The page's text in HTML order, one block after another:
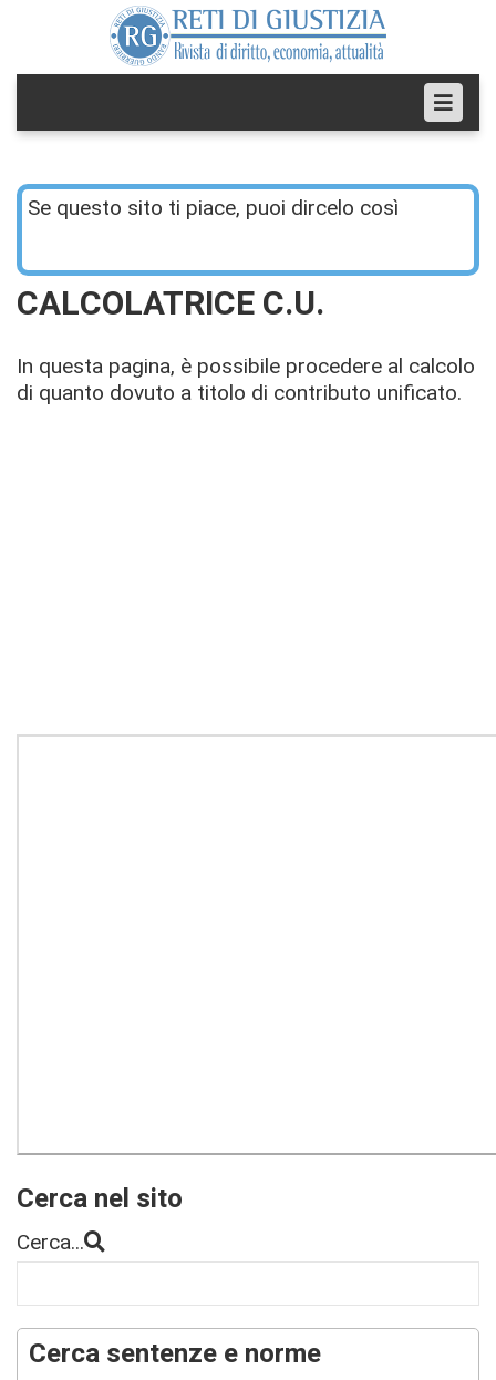
Se questo sito ti piace, puoi dircelo così
CALCOLATRICE C.U.
In questa pagina, è possibile procedere al calcolo
di quanto dovuto a titolo di contributo unificato.
Cerca nel sito
Cerca...
Cerca sentenze e norme